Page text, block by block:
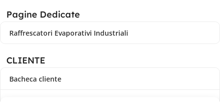
Pagine Dedicate
Raffrescatori Evaporativi Industriali
CLIENTE
Bacheca cliente